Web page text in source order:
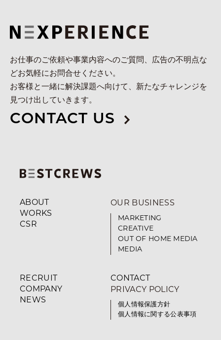
お仕事のご依頼や事業内容へのご質問、広告の不明点な
どお気軽にお問合せください。
お客様と一緒に解決課題へ向けて、新たなチャレンジを
見つけ出していきます。
CONTACT US
ABOUT
WORKS
CSR
OUR BUSINESS
MARKETING
CREATIVE
OUT OF HOME MEDIA
MEDIA
RECRUIT
COMPANY
NEWS
CONTACT
PRIVACY POLICY
個人情報保護方針
個人情報に関する公表事項